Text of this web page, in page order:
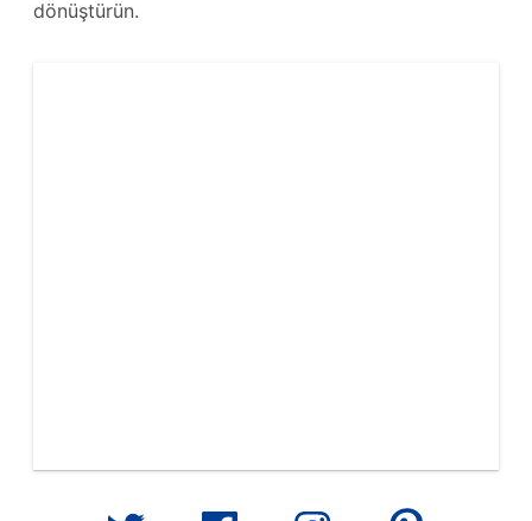
dönüştürün.